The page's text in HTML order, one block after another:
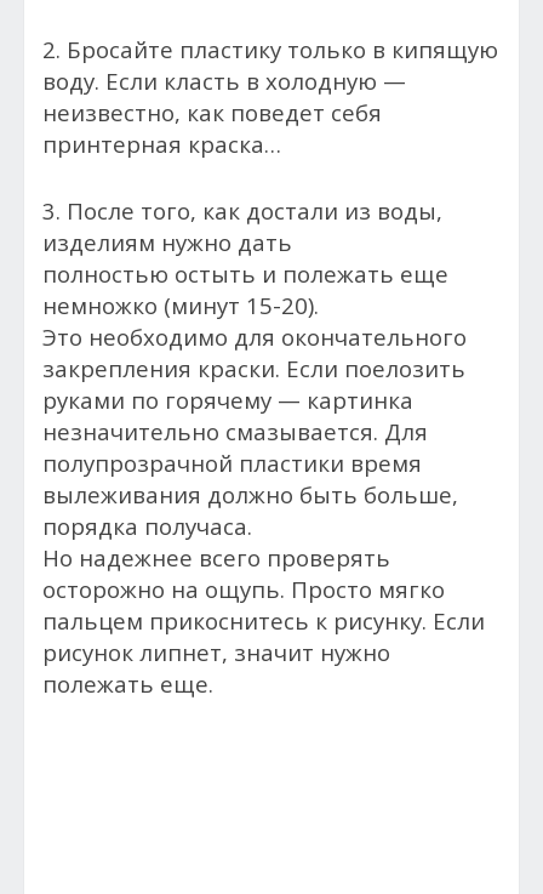
2. Бросайте пластику только в кипящую
воду. Если класть в холодную —
неизвестно, как поведет себя
принтерная краска…
3. После того, как достали из воды,
изделиям нужно дать
полностью остыть и полежать еще
немножко (минут 15-20).
Это необходимо для окончательного
закрепления краски. Если поелозить
руками по горячему — картинка
незначительно смазывается. Для
полупрозрачной пластики время
вылеживания должно быть больше,
порядка получаса.
Но надежнее всего проверять
осторожно на ощупь. Просто мягко
пальцем прикоснитесь к рисунку. Если
рисунок липнет, значит нужно
полежать еще.